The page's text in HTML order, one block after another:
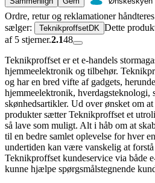
Ordre, retur og reklamationer
sælger:
TeknikproffsetDK Dette
af 5 stjerner.2.148
Teknikproffset er et e-handels
hjemmeelektronik og tilbehør.
og har en bred vifte af gadgets,
hjemmeelektronik, hverdagsteknologi,
skønhedsartikler. Ud over ønsket om
produkter sætter Teknikproffset et
så lave som muligt. Alt i håb om at
til en bedre samlet oplevelse for hver
undertiden kan være vanskelig at
Teknikproffset kundeservice via både
kunne hjælpe spørgsmålstegnende